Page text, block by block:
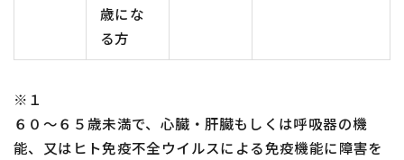
歳にな
る方
※１
６０～６５歳未満で、心臓・肝臓もしくは呼吸器の機
能、又はヒト免疫不全ウイルスによる免疫機能に障害を